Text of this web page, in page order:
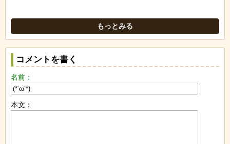
もっとみる
コメントを書く
名前：
本文：